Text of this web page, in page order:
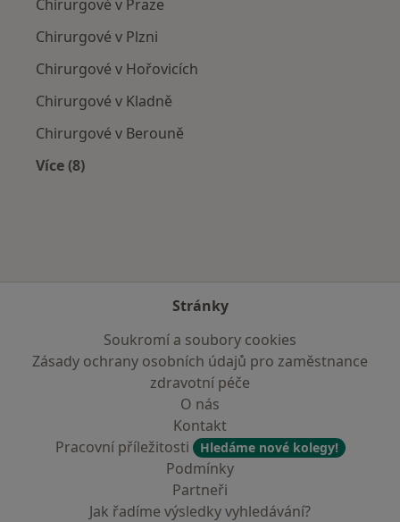
Chirurgové v Praze
Chirurgové v Plzni
Chirurgové v Hořovicích
Chirurgové v Kladně
Chirurgové v Berouně
Více (8)
Stránky
Soukromí a soubory cookies
Zásady ochrany osobních údajů pro zaměstnance
zdravotní péče
O nás
Kontakt
Pracovní příležitosti
Hledáme nové kolegy!
Podmínky
Partneři
Jak řadíme výsledky vyhledávání?